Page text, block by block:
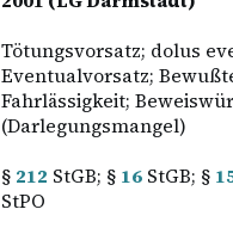
Tötungsvorsatz; dolus
Eventualvorsatz;
Fahrlässigkeit;
(Darlegungsmangel)
§ 212 StGB; § 16 StGB; §
StPO